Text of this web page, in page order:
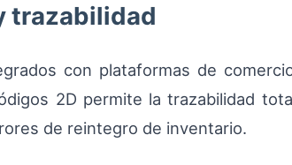
trazabilidad
con plataformas de
2D permite la trazabilidad
de reintegro de inventario.